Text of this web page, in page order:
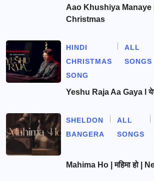
Aao Khushiya Manaye
Christmas
HINDI
CHRISTMAS
SONG
ALL
SONGS
Yeshu Raja Aa Gaya l
SHELDON
BANGERA
ALL
SONGS
Mahima Ho | महिमा हो |